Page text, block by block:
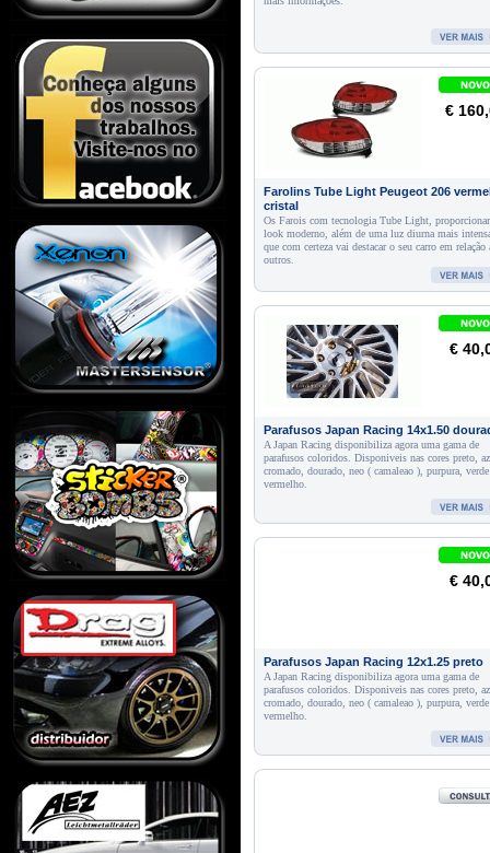
€
Farolins Tube Light Peugeot 206
cristal
Os Farois com tecnologia Tube Light,
look moderno, além de uma luz diurna mais
que com certeza vai destacar o seu carro em relação
outros.
€
Parafusos Japan Racing 14x1.50
A Japan Racing disponibiliza agora uma gama de
parafusos coloridos. Disponiveis nas cores preto,
cromado, dourado, neo ( camaleao ), purpura,
vermelho.
€
Parafusos Japan Racing 12x1.25 preto
A Japan Racing disponibiliza agora uma gama de
parafusos coloridos. Disponiveis nas cores preto,
cromado, dourado, neo ( camaleao ), purpura,
vermelho.